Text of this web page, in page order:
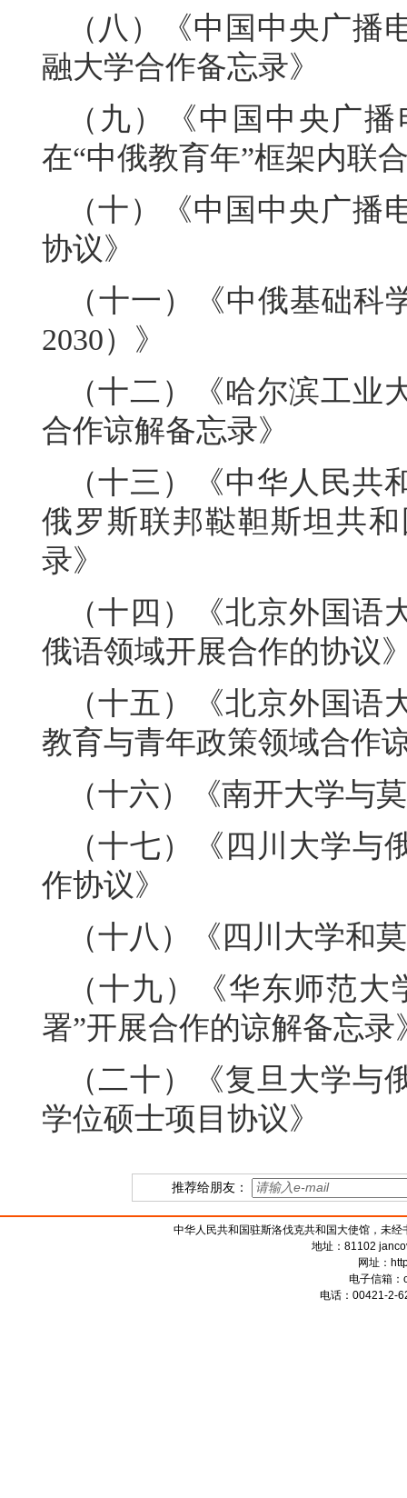
（八）《中国中央广
融大学合作备忘录》
（九）《中国中央广
在“中俄教育年”框架内联
（十）《中国中央广
协议》
（十一）《中俄基础科
2030）》
（十二）《哈尔滨工
合作谅解备忘录》
（十三）《中华人民
俄罗斯联邦鞑靼斯坦共
录》
（十四）《北京外国
俄语领域开展合作的协议
（十五）《北京外国
教育与青年政策领域合作
（十六）《南开大学与
（十七）《四川大学
作协议》
（十八）《四川大学和
（十九）《华东师范
署”开展合作的谅解备忘录
（二十）《复旦大学
学位硕士项目协议》
推荐给朋友：
中华人民共和国驻斯洛伐克共和国大使馆，未
地址：81102
网址：
电子信箱：
电话：00421-2-